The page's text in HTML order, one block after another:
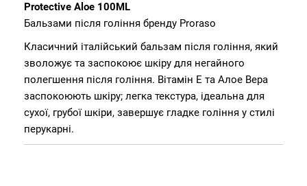
Protective Aloe 100ML
Бальзами після гоління бренду Proraso
Класичний італійський бальзам після гоління, який
зволожує та заспокоює шкіру для негайного
полегшення після гоління. Вітамін E та Алое Вера
заспокоюють шкіру; легка текстура, ідеальна для
сухої, грубої шкіри, завершує гладке гоління у стилі
перукарні.